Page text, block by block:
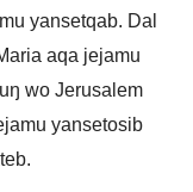
yansetqab. Dal
aqa jejamu
wo Jerusalem
yansetosib